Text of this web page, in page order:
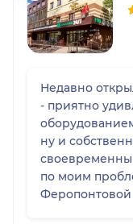
Недавно
- приятно
ну и
по моим
Феропонтовой и